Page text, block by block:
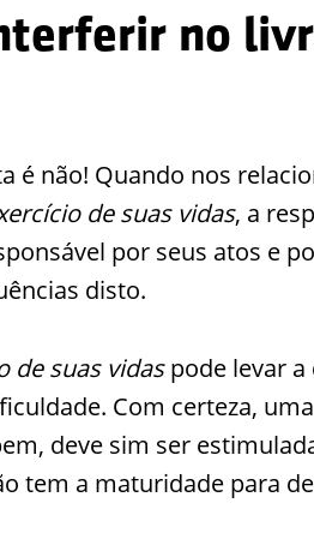
no
é não! Quando nos
de suas vidas, a
por seus atos e
disto.
de suas vidaspode levar a
Com certeza,
deve sim ser
tem a maturidade para